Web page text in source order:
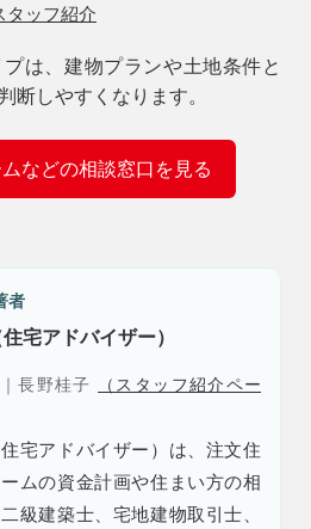
タッフ紹介
は、建物プランや土地条件と
断しやすくなります。
などの相談窓口を見る
者
宅アドバイザー）
長野桂子
（スタッフ紹介ペー
宅アドバイザー）は、注文住
ムの資金計画や住まい方の相
級建築士、宅地建物取引士、